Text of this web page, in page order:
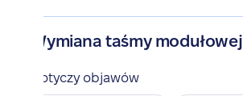
Wymiana taśmy modułowej
Dotyczy objawów